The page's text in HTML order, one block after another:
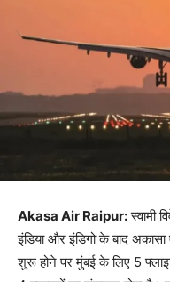
Akasa Air Raipur:स्वामी
इंडिया और इंडिगो के बाद
शुरू होने पर मुंबई के लिए 5